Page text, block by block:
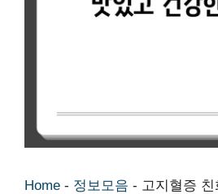
Home - 정보모음 - 고지혈증